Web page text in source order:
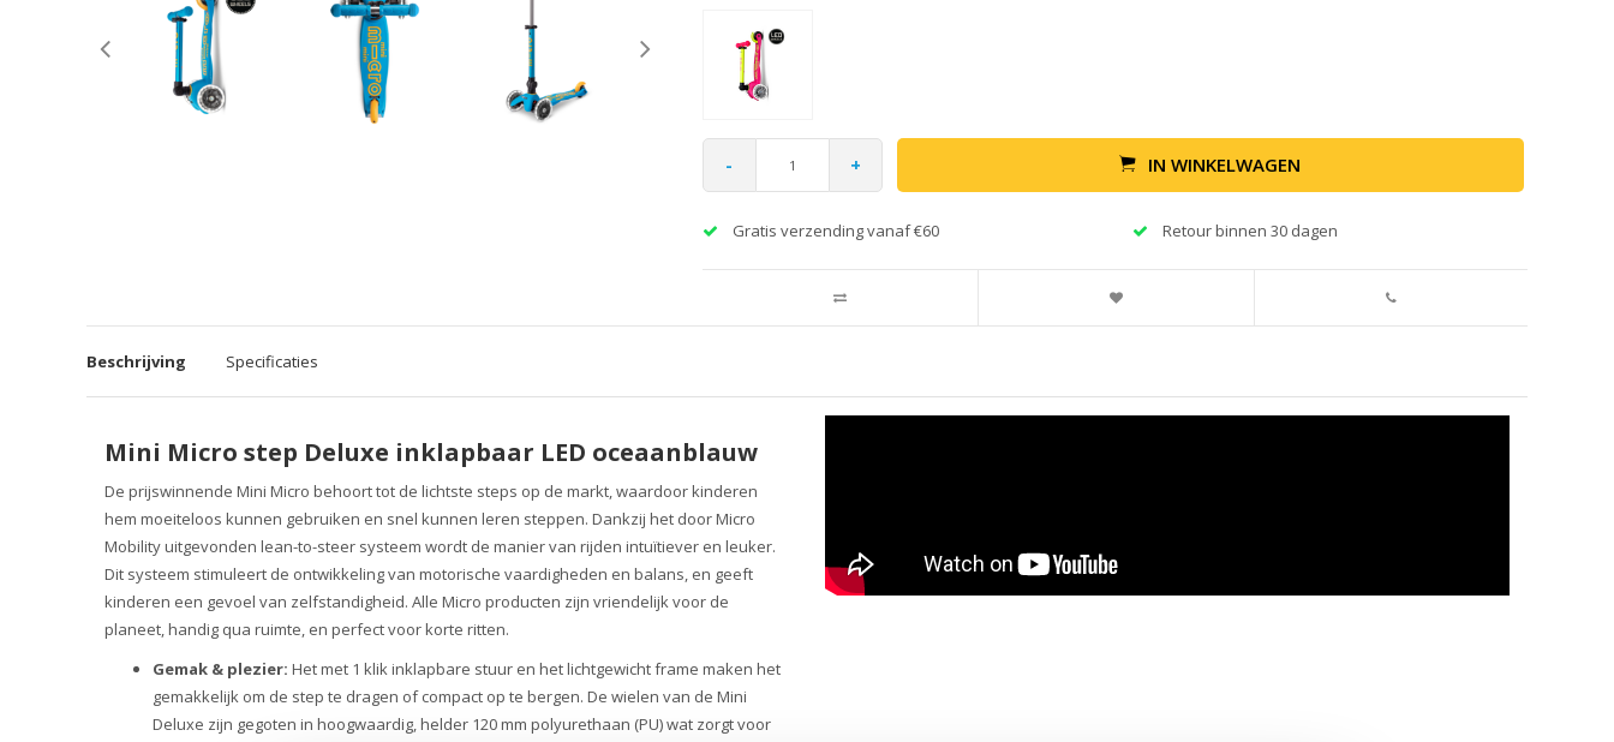
- + IN WINKELWAGEN
Gratis verzending vanaf €60 Retour binnen 30 dagen
Beschrijving Specificaties
Mini Micro step Deluxe inklapbaar LED oceaanblauw
De prijswinnende Mini Micro behoort tot de lichtste steps op de markt, waardoor kinderen
hem moeiteloos kunnen gebruiken en snel kunnen leren steppen. Dankzij het door Micro
Mobility uitgevonden lean-to-steer systeem wordt de manier van rijden intuïtiever en leuker.
Dit systeem stimuleert de ontwikkeling van motorische vaardigheden en balans, en geeft
kinderen een gevoel van zelfstandigheid. Alle Micro producten zijn vriendelijk voor de
planeet, handig qua ruimte, en perfect voor korte ritten.
Gemak & plezier: Het met 1 klik inklapbare stuur en het lichtgewicht frame maken het
gemakkelijk om de step te dragen of compact op te bergen. De wielen van de Mini
Deluxe zijn gegoten in hoogwaardig, helder 120 mm polyurethaan (PU) wat zorgt voor